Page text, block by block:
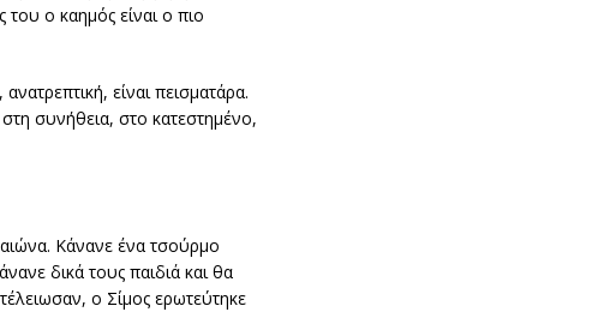
ο καημός είναι ο πιο
είναι πεισματάρα.
συνήθεια, στο κατεστημένο,
Κάνανε ένα τσούρμο
δικά τους παιδιά και θα
ο Σίμος ερωτεύτηκε